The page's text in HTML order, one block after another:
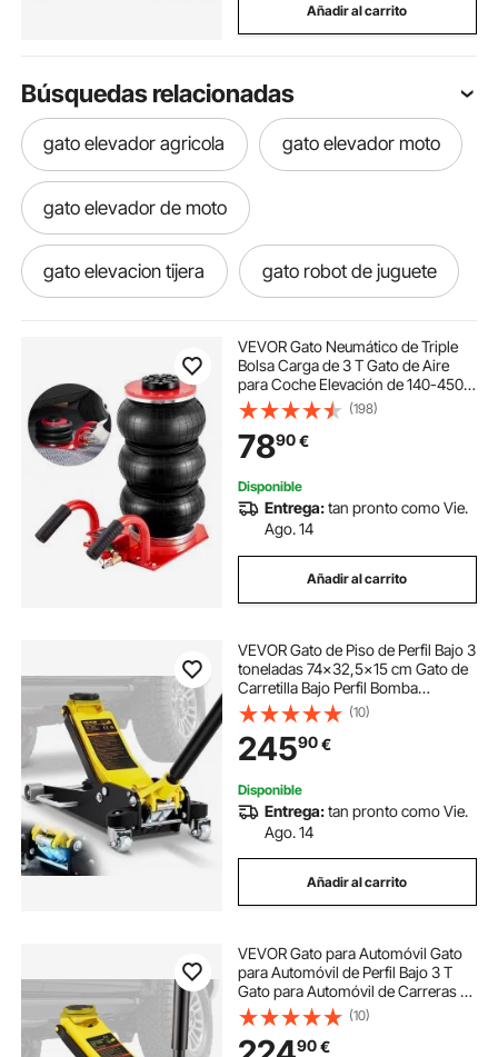
Añadir al carrito
Búsquedas relacionadas
gato elevador agricola gato elevador moto
gato elevador de moto
gato elevacion tijera gato robot de juguete
gato para tubo gato de tubo
gato tubo gato hidráulico 2 t
gato tijera coche gato tijeras coche bolso
VEVOR Gato Neumático de Triple
Bolsa Carga de 3 T Gato de Aire
para Coche Elevación de 140-450
mm Gato Hidráulico Elevador
Rápido para Reparación
Mantenimiento Coche SUV Taller
Garaje
(198)
7890€
Disponible
Entrega:tan pronto como Vie.
Ago. 14
Añadir al carrito
VEVOR Gato de Piso de Perfil Bajo 3
toneladas 74x32,5x15 cm Gato de
Carretilla Bajo Perfil Bomba
Hidráulica Doble Herramienta de
Elevación Baja, Material de Aluminio
y Acero, Amplio Rango de
Elevación
(10)
24590€
Disponible
Entrega:tan pronto como Vie.
Ago. 14
Añadir al carrito
VEVOR Gato para Automóvil Gato
para Automóvil de Perfil Bajo 3 T
Gato para Automóvil de Carreras de
Acero Resistente con Bomba de
Elevación Rápida de Doble Pistón
Rango de Elevación del Gato 75-
(10)
90€